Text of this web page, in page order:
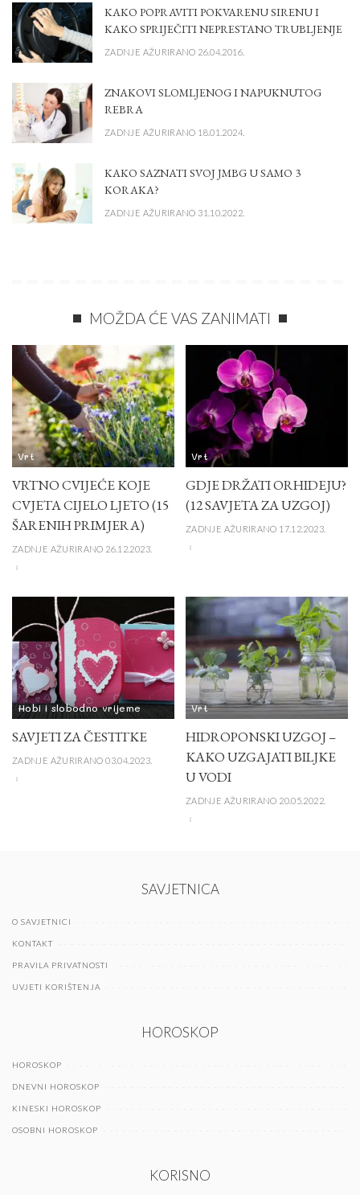
KAKO POPRAVITI POKVARENU SIRENU I
KAKO SPRIJEČITI NEPRESTANO TRUBLJENJE
ZADNJE AŽURIRANO 26.04.2016.
ZNAKOVI SLOMLJENOG I NAPUKNUTOG
REBRA
ZADNJE AŽURIRANO 18.01.2024.
KAKO SAZNATI SVOJ JMBG U SAMO 3
KORAKA?
ZADNJE AŽURIRANO 31.10.2022.
MOŽDA ĆE VAS ZANIMATI
Vrt
VRTNO CVIJEĆE KOJE
CVJETA CIJELO LJETO (15
ŠARENIH PRIMJERA)
ZADNJE AŽURIRANO 26.12.2023.
Vrt
GDJE DRŽATI ORHIDEJU?
(12 SAVJETA ZA UZGOJ)
ZADNJE AŽURIRANO 17.12.2023.
Hobi i slobodno vrijeme
SAVJETI ZA ČESTITKE
ZADNJE AŽURIRANO 03.04.2023.
Vrt
HIDROPONSKI UZGOJ –
KAKO UZGAJATI BILJKE
U VODI
ZADNJE AŽURIRANO 20.05.2022.
SAVJETNICA
O SAVJETNICI
KONTAKT
PRAVILA PRIVATNOSTI
UVJETI KORIŠTENJA
HOROSKOP
HOROSKOP
DNEVNI HOROSKOP
KINESKI HOROSKOP
OSOBNI HOROSKOP
KORISNO